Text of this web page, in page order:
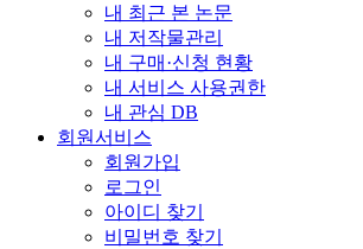
내 최근 본 논문
내 저작물관리
내 구매·신청 현황
내 서비스 사용권한
내 관심 DB
회원서비스
회원가입
로그인
아이디 찾기
비밀번호 찾기